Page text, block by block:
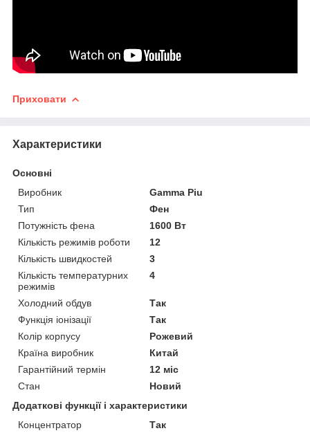
Приховати
Характеристики
Основні
Виробник
Gamma Piu
Тип
Фен
Потужність фена
1600 Вт
Кількість режимів роботи
12
Кількість швидкостей
3
Кількість температурних
режимів
4
Холодний обдув
Так
Функція іонізації
Так
Колір корпусу
Рожевий
Країна виробник
Китай
Гарантійний термін
12 міс
Стан
Новий
Додаткові функції і характеристики
Концентратор
Так